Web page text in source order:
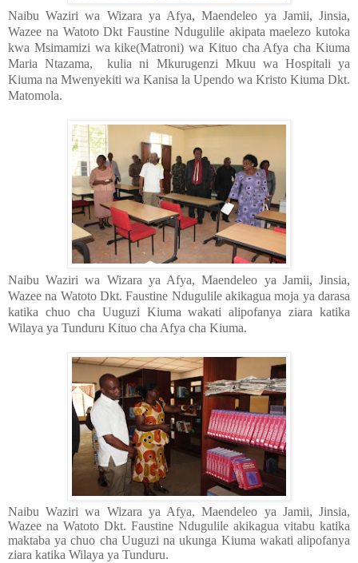
Naibu Waziri wa Wizara ya Afya, Maendeleo ya Jamii, Jinsia,
Wazee na Watoto Dkt Faustine Ndugulile akipata maelezo kutoka
kwa Msimamizi wa kike(Matroni) wa Kituo cha Afya cha Kiuma
Maria Ntazama, kulia ni Mkurugenzi Mkuu wa Hospitali ya
Kiuma na Mwenyekiti wa Kanisa la Upendo wa Kristo Kiuma Dkt.
Matomola.
Naibu Waziri wa Wizara ya Afya, Maendeleo ya Jamii, Jinsia,
Wazee na Watoto Dkt. Faustine Ndugulile akikagua moja ya darasa
katika chuo cha Uuguzi Kiuma wakati alipofanya ziara katika
Wilaya ya Tunduru Kituo cha Afya cha Kiuma.
Naibu Waziri wa Wizara ya Afya, Maendeleo ya Jamii, Jinsia,
Wazee na Watoto Dkt. Faustine Ndugulile akikagua vitabu katika
maktaba ya chuo cha Uuguzi na ukunga Kiuma wakati alipofanya
ziara katika Wilaya ya Tunduru.